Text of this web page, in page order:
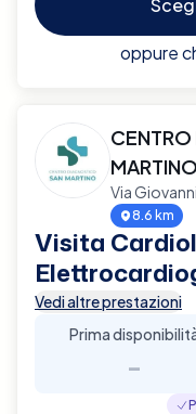
oppure
MARTINO
Via
8.6 km
Visita
Vedi altre prestazioni
Prima
-